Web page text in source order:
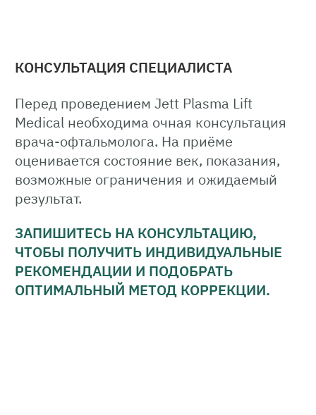
КОНСУЛЬТАЦИЯ СПЕЦИАЛИСТА
Перед проведением Jett Plasma Lift
Medical необходима очная консультация
врача-офтальмолога. На приёме
оценивается состояние век, показания,
возможные ограничения и ожидаемый
результат.
ЗАПИШИТЕСЬ НА КОНСУЛЬТАЦИЮ,
ЧТОБЫ ПОЛУЧИТЬ ИНДИВИДУАЛЬНЫЕ
РЕКОМЕНДАЦИИ И ПОДОБРАТЬ
ОПТИМАЛЬНЫЙ МЕТОД КОРРЕКЦИИ.